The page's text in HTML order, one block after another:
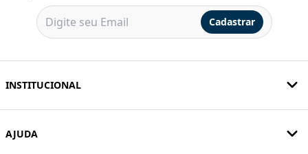
Cadastrar
INSTITUCIONAL
AJUDA